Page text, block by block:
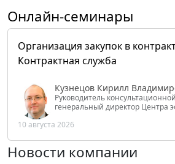
Онлайн-семинары
Организация закупок в
Контрактная служба
Кузнецов Кирилл
Руководитель
генеральный директор Центра
РФ
10 августа 2026
Новости компании